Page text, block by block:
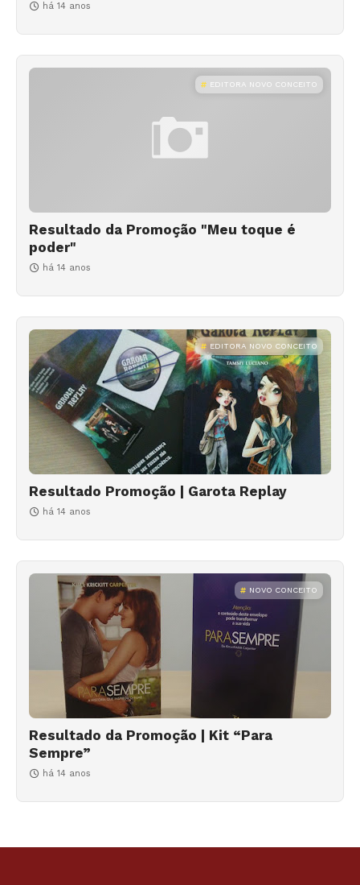
há 14 anos
EDITORA NOVO CONCEITO
Resultado da Promoção "Meu toque é
poder"
há 14 anos
EDITORA NOVO CONCEITO
Resultado Promoção | Garota Replay
há 14 anos
NOVO CONCEITO
Resultado da Promoção | Kit “Para
Sempre”
há 14 anos